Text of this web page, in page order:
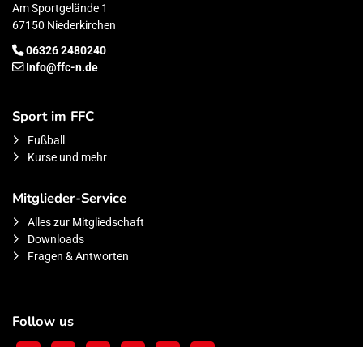
Am Sportgelände 1
67150 Niederkirchen
06326 2480240
Info@ffc-n.de
Sport im FFC
Fußball
Kurse und mehr
Mitglieder-Service
Alles zur Mitgliedschaft
Downloads
Fragen & Antworten
Follow us